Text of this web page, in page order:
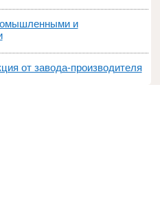
и
от завода-производителя